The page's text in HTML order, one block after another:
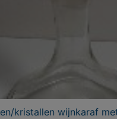
kristallen wijnkaraf